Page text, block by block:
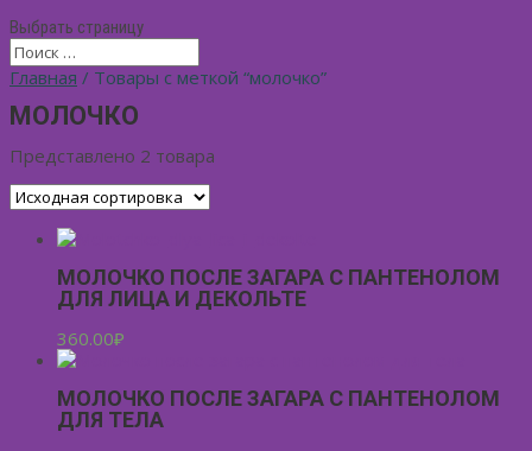
Выбрать страницу
Главная / Товары с меткой “молочко”
МОЛОЧКО
Представлено 2 товара
МОЛОЧКО ПОСЛЕ ЗАГАРА С ПАНТЕНОЛОМ
ДЛЯ ЛИЦА И ДЕКОЛЬТЕ
360.00₽
МОЛОЧКО ПОСЛЕ ЗАГАРА С ПАНТЕНОЛОМ
ДЛЯ ТЕЛА